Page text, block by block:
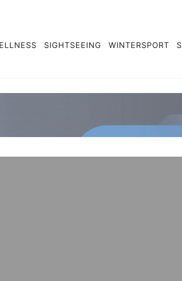
SIGHTSEEING WINTERSPORT